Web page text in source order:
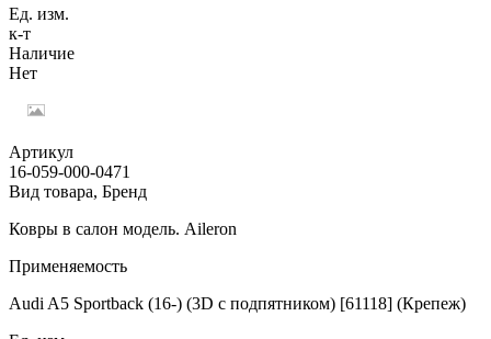
Ед. изм.
к-т
Наличие
Нет
Артикул
16-059-000-0471
Вид товара, Бренд
Ковры в салон модель. Aileron
Применяемость
Audi A5 Sportback (16-) (3D с подпятником) [61118] (Крепеж)